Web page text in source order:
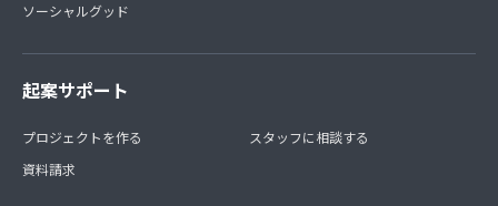
ソーシャルグッド
起案サポート
プロジェクトを作る
資料請求
スタッフに相談する